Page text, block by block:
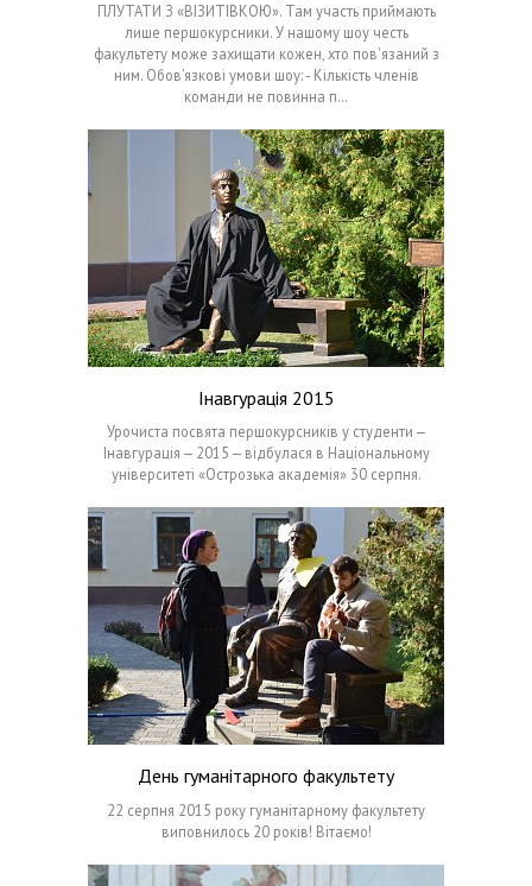
ПЛУТАТИ З «ВІЗИТІВКОЮ». Там участь приймають
лише першокурсники. У нашому шоу честь
факультету може захищати кожен, хто пов'язаний з
ним. Обов’язкові умови шоу: - Кількість членів
команди не повинна п…
Інавгурація 2015
Урочиста посвята першокурсників у студенти —
Інавгурація — 2015 — відбулася в Національному
університеті «Острозька академія» 30 серпня.
День гуманітарного факультету
22 серпня 2015 року гуманітарному факультету
виповнилось 20 років! Вітаємо!